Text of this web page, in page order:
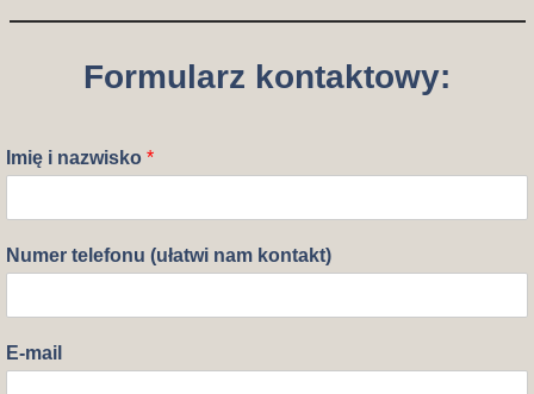
Formularz kontaktowy:
Imię i nazwisko*
Numer telefonu (ułatwi nam kontakt)
E-mail